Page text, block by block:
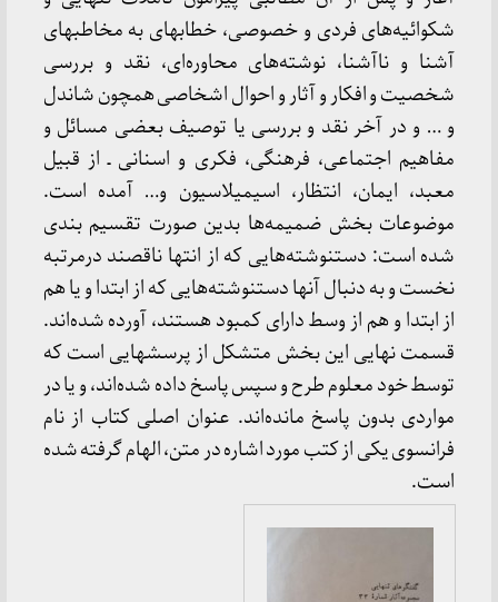
شکوائیه‌های فردی و خصوصی، خطابهای به مخاطبهای
آشنا و ناآشنا، نوشته‌های محاوره‌ای، نقد و بررسی
شخصیت و افکار و آثار و احوال اشخاصی همچون شاندل
و … و در آخر نقد و بررسی یا توصیف بعضی مسائل و
مفاهیم اجتماعی، فرهنگی، فکری و اسنانی ـ از قبیل
معبد، ایمان، انتظار، اسیمیلاسیون و… آمده است.
موضوعات بخش ضمیمه‌ها بدین صورت تقسیم بندی
شده است: دستنوشته‌هایی که از انتها ناقصند درمرتبه
نخست و به دنبال آنها دستنوشته‌هایی که از ابتدا و یا هم
از ابتدا و هم از وسط دارای کمبود هستند، آورده شده‌اند.
قسمت نهایی این بخش متشکل از پرسشهایی است که
توسط خود معلوم طرح و سپس پاسخ داده شده‌اند، و یا در
مواردی بدون پاسخ مانده‌اند. عنوان اصلی کتاب از نام
فرانسوی یکی از کتب مورد اشاره در متن، الهام گرفته شده
است.